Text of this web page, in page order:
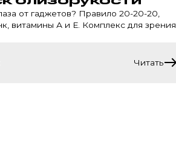
от гаджетов? Правило 20-20-20,
витамины А и Е. Комплекс для зрения
Читать